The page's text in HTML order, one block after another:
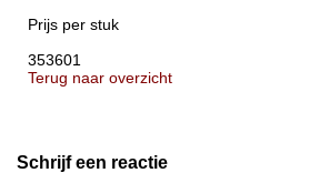
Prijs per stuk
353601
Terug naar overzicht
Schrijf een reactie